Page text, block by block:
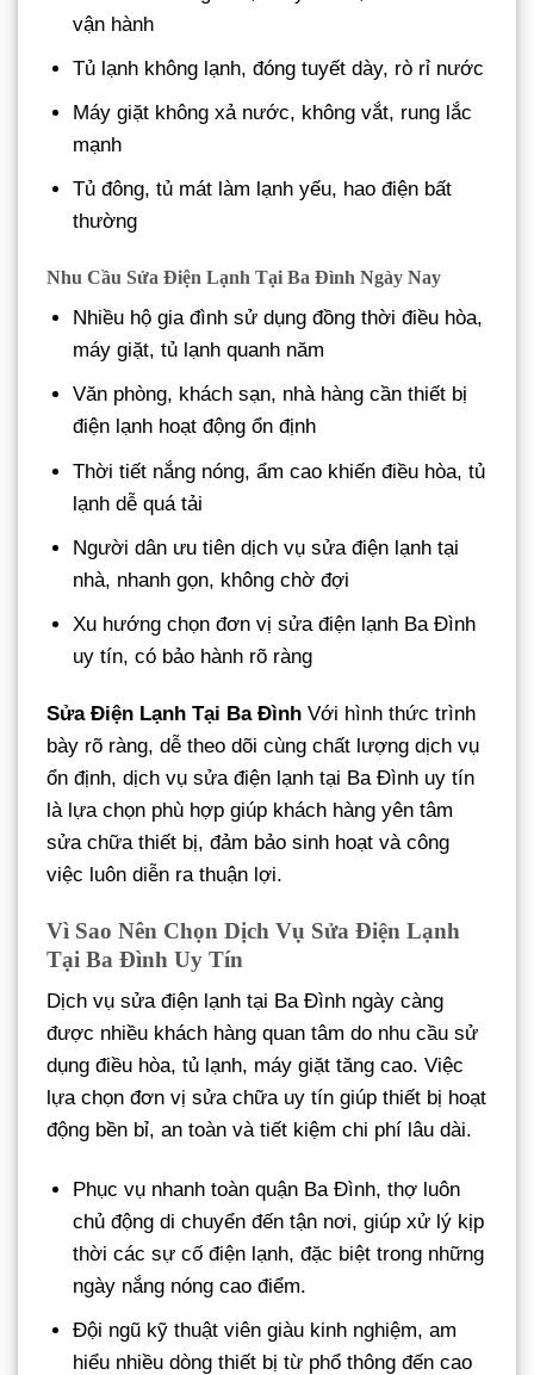
vận hành
Tủ lạnh không lạnh, đóng tuyết dày, rò rỉ nước
Máy giặt không xả nước, không vắt, rung lắc
mạnh
Tủ đông, tủ mát làm lạnh yếu, hao điện bất
thường
Nhu Cầu Sửa Điện Lạnh Tại Ba Đình Ngày Nay
Nhiều hộ gia đình sử dụng đồng thời điều hòa,
máy giặt, tủ lạnh quanh năm
Văn phòng, khách sạn, nhà hàng cần thiết bị
điện lạnh hoạt động ổn định
Thời tiết nắng nóng, ẩm cao khiến điều hòa, tủ
lạnh dễ quá tải
Người dân ưu tiên dịch vụ sửa điện lạnh tại
nhà, nhanh gọn, không chờ đợi
Xu hướng chọn đơn vị sửa điện lạnh Ba Đình
uy tín, có bảo hành rõ ràng
Sửa Điện Lạnh Tại Ba Đình Với hình thức trình
bày rõ ràng, dễ theo dõi cùng chất lượng dịch vụ
ổn định, dịch vụ sửa điện lạnh tại Ba Đình uy tín
là lựa chọn phù hợp giúp khách hàng yên tâm
sửa chữa thiết bị, đảm bảo sinh hoạt và công
việc luôn diễn ra thuận lợi.
Vì Sao Nên Chọn Dịch Vụ Sửa Điện Lạnh
Tại Ba Đình Uy Tín
Dịch vụ sửa điện lạnh tại Ba Đình ngày càng
được nhiều khách hàng quan tâm do nhu cầu sử
dụng điều hòa, tủ lạnh, máy giặt tăng cao. Việc
lựa chọn đơn vị sửa chữa uy tín giúp thiết bị hoạt
động bền bỉ, an toàn và tiết kiệm chi phí lâu dài.
Phục vụ nhanh toàn quận Ba Đình, thợ luôn
chủ động di chuyển đến tận nơi, giúp xử lý kịp
thời các sự cố điện lạnh, đặc biệt trong những
ngày nắng nóng cao điểm.
Đội ngũ kỹ thuật viên giàu kinh nghiệm, am
hiểu nhiều dòng thiết bị từ phổ thông đến cao